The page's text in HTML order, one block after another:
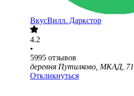
ВкусВилл. Даркстор
4.2
•
5995 отзывов
деревня Путилково, МКАД,
Откликнуться